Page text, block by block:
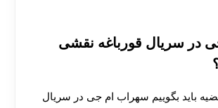
در سریال قورباغه نقشی
باید بگوییم سهراب ام جی در سریال